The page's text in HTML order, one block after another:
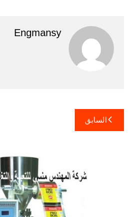
Engmansy
تصفّح
المقالات
السابق